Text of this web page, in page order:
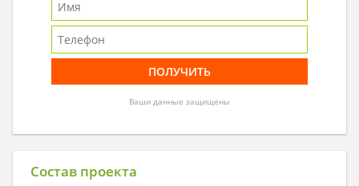
Ваши данные защищены
Состав проекта